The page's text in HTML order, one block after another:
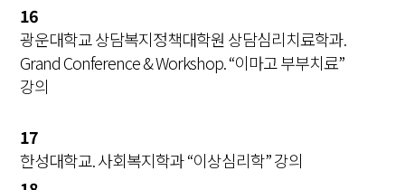
16
광운대학교 상담복지정책대학원 상담심리치료학과.
Grand Conference & Workshop. “이마고 부부치료”
강의
17
한성대학교. 사회복지학과 “이상심리학” 강의